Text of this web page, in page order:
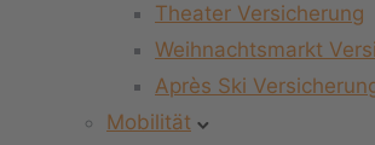
Theater Versicherung
Weihnachtsmarkt
Après Ski
Mobilität